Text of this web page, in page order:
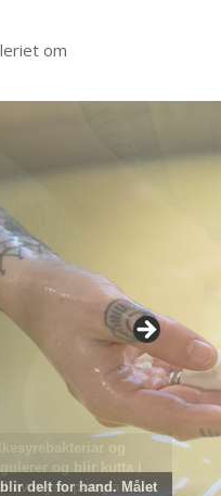
om
delt for hand. Målet